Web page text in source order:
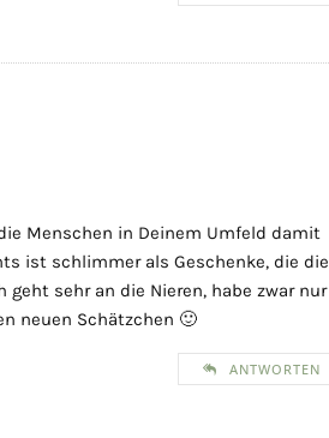
Menschen in Deinem Umfeld damit
ist schlimmer als Geschenke, die die
sehr an die Nieren, habe zwar nur
neuen Schätzchen 🙂
ANTWORTEN